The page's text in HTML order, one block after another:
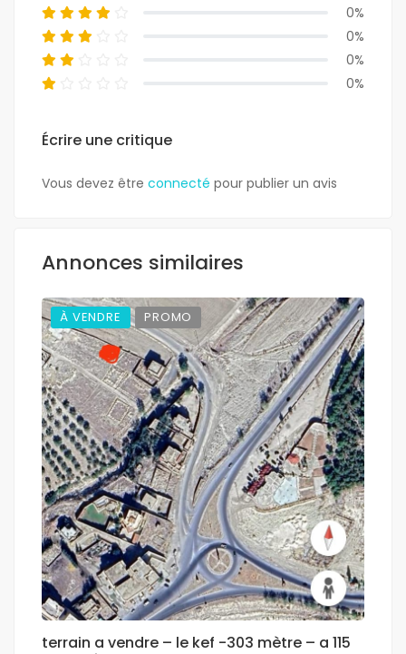
0%
0%
0%
0%
Écrire une critique
Vous devez être connecté pour publier un avis
Annonces similaires
À VENDRE PROMO
terrain a vendre – le kef -303 mètre – a 115